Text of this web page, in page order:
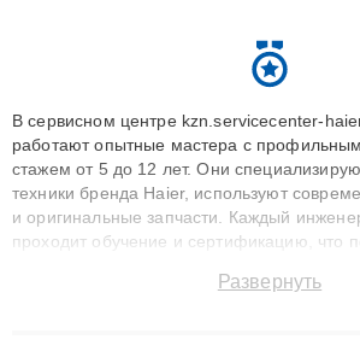
В сервисном центре kzn.servicecenter-
работают опытные мастера с
стажем от 5 до 12 лет. Они
техники бренда Haier, используют
и оригинальные запчасти. Каждый
проходит обучение и сертификацию, что
сохранением гарантии до 3 лет. Наши
Развернуть